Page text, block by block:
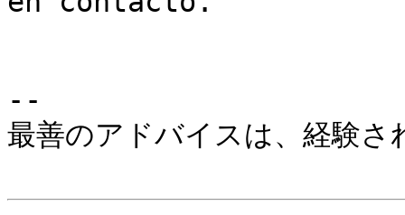
--
最善のアドバイスは、経験